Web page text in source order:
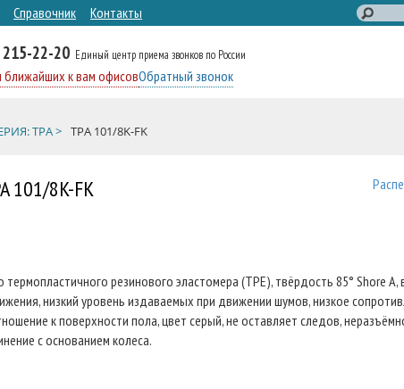
Справочник Контакты
215-22-20 Единый центр приема звонков по России
к вам офисовОбратный звонок
TPA > TPA 101/8K-FK
101/8K-FK
термопластичного резинового эластомера (TPE), твёрдость 85° Shore A,
низкий уровень издаваемых при движении шумов, низкое
к поверхности пола, цвет серый, не оставляет следов,
с основанием колеса.